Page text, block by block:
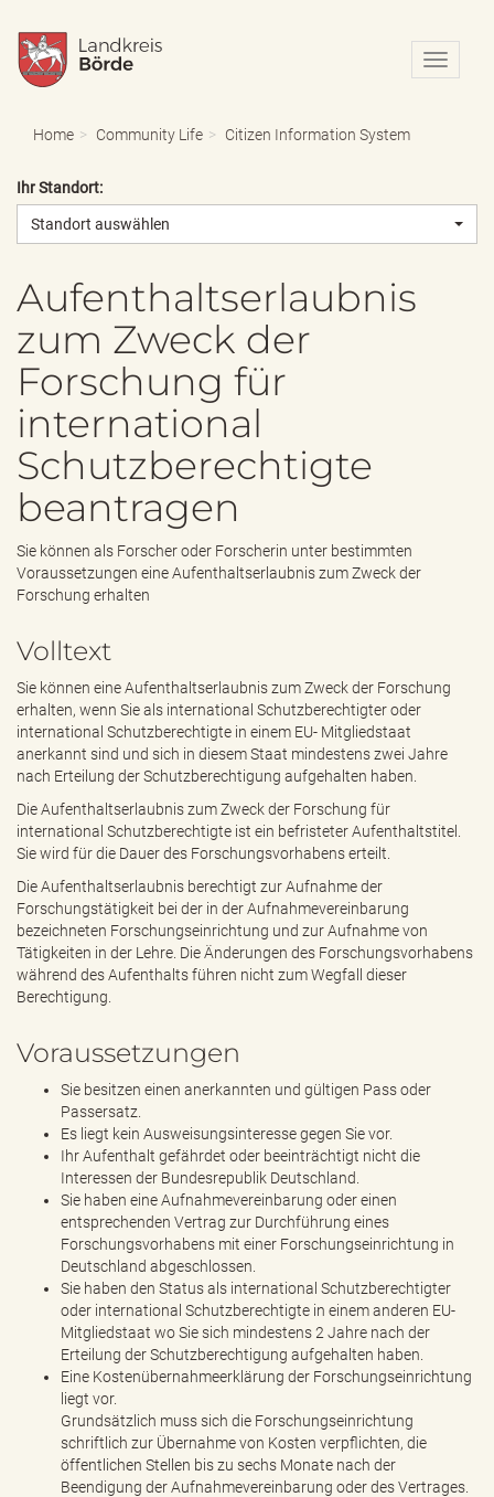
N
a
o
Home Community Life Citizen Information System
Ihr Standort:
Standort auswählen
Aufenthaltserlaubnis
zum Zweck der
Forschung für
international
Schutzberechtigte
beantragen
Sie können als Forscher oder Forscherin unter bestimmten
Voraussetzungen eine Aufenthaltserlaubnis zum Zweck der
Forschung erhalten
Volltext
Sie können eine Aufenthaltserlaubnis zum Zweck der Forschung
erhalten, wenn Sie als international Schutzberechtigter oder
international Schutzberechtigte in einem EU- Mitgliedstaat
anerkannt sind und sich in diesem Staat mindestens zwei Jahre
nach Erteilung der Schutzberechtigung aufgehalten haben.
Die Aufenthaltserlaubnis zum Zweck der Forschung für
international Schutzberechtigte ist ein befristeter Aufenthaltstitel.
Sie wird für die Dauer des Forschungsvorhabens erteilt.
Die Aufenthaltserlaubnis berechtigt zur Aufnahme der
Forschungstätigkeit bei der in der Aufnahmevereinbarung
bezeichneten Forschungseinrichtung und zur Aufnahme von
Tätigkeiten in der Lehre. Die Änderungen des Forschungsvorhabens
während des Aufenthalts führen nicht zum Wegfall dieser
Berechtigung.
Voraussetzungen
Sie besitzen einen anerkannten und gültigen Pass oder
Passersatz.
Es liegt kein Ausweisungsinteresse gegen Sie vor.
Ihr Aufenthalt gefährdet oder beeinträchtigt nicht die
Interessen der Bundesrepublik Deutschland.
Sie haben eine Aufnahmevereinbarung oder einen
entsprechenden Vertrag zur Durchführung eines
Forschungsvorhabens mit einer Forschungseinrichtung in
Deutschland abgeschlossen.
Sie haben den Status als international Schutzberechtigter
oder international Schutzberechtigte in einem anderen EU-
Mitgliedstaat wo Sie sich mindestens 2 Jahre nach der
Erteilung der Schutzberechtigung aufgehalten haben.
Eine Kostenübernahmeerklärung der Forschungseinrichtung
liegt vor.
Grundsätzlich muss sich die Forschungseinrichtung
schriftlich zur Übernahme von Kosten verpflichten, die
öffentlichen Stellen bis zu sechs Monate nach der
Beendigung der Aufnahmevereinbarung oder des Vertrages.